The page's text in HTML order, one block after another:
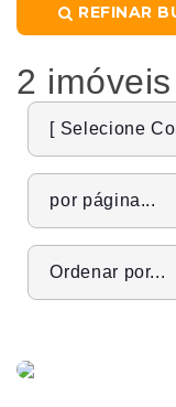
REFINAR
2 imóveis